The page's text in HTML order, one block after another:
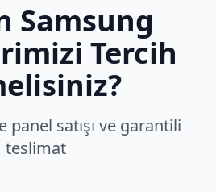
Samsung
Tercih
satışı ve garantili
teslimat